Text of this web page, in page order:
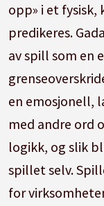
opp» i et
predikeres.
av spill som en
en emosjonell,
med andre ord
logikk, og slik
spillet selv.
for